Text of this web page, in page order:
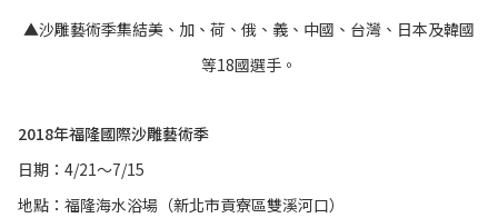
▲沙雕藝術季集結美、加、荷、俄、義、中國、台灣、日本及韓國
等18國選手。
2018年福隆國際沙雕藝術季
日期：4/21～7/15
地點：福隆海水浴場（新北市貢寮區雙溪河口）